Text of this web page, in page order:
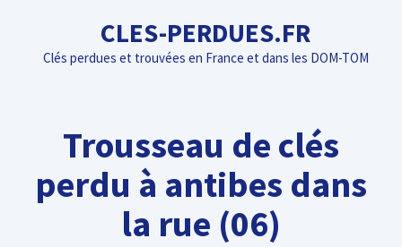
contenu
CLES-PERDUES.FR
Clés perdues et trouvées en France et dans les DOM-TOM
Trousseau de clés
perdu à antibes dans
la rue (06)